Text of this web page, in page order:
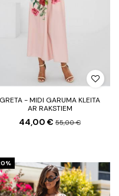
GRETA - MIDI GARUMA KLEITA
AR RAKSTIEM
44,00 € 55,00 €